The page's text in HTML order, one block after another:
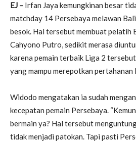
EJ – Irfan Jaya kemungkinan besar
matchday 14 Persebaya melawan
besok. Hal tersebut membuat pelatih
Cahyono Putro, sedikit merasa
karena pemain terbaik Liga 2
yang mampu merepotkan pertahanan
Widodo mengatakan ia sudah
kecepatan pemain Persebaya.
bermain ya? Hal tersebut
tidak menjadi patokan. Tapi pasti